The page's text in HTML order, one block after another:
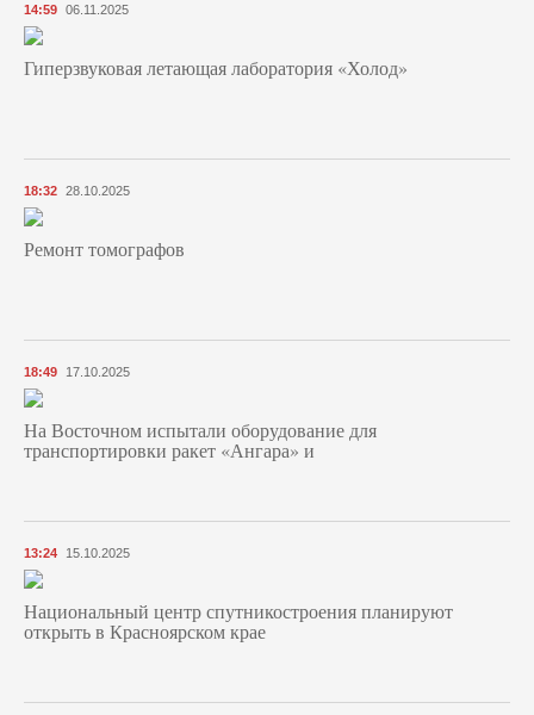
14:59 06.11.2025
Гиперзвуковая летающая лаборатория «Холод»
18:32 28.10.2025
Ремонт томографов
18:49 17.10.2025
На Восточном испытали оборудование для
транспортировки ракет «Ангара» и
13:24 15.10.2025
Национальный центр спутникостроения планируют
открыть в Красноярском крае